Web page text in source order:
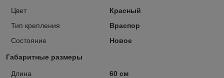
Цвет
Красный
Тип крепления
Враспор
Состояние
Новое
Габаритные размеры
Длина 60 см